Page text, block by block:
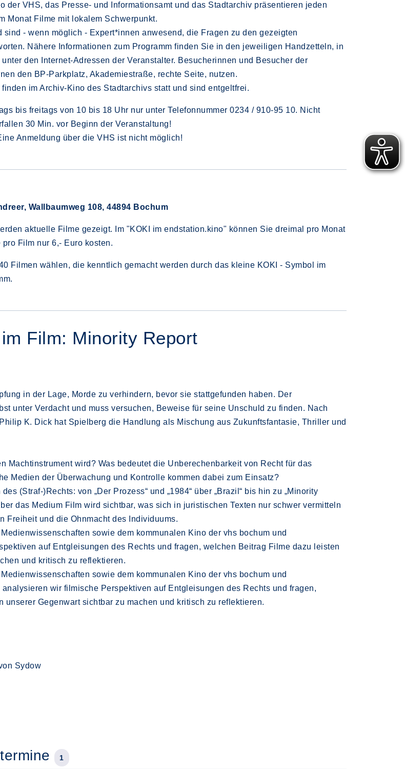
der VHS, das Presse- und Informationsamt und das Stadtarchiv präsentieren jeden
Monat Filme mit lokalem Schwerpunkt.
sind - wenn möglich - Expert*innen anwesend, die Fragen zu den gezeigten
Nähere Informationen zum Programm finden Sie in den jeweiligen Handzetteln, in
den Internet-Adressen der Veranstalter. Besucherinnen und Besucher der
den BP-Parkplatz, Akademiestraße, rechte Seite, nutzen.
im Archiv-Kino des Stadtarchivs statt und sind entgeltfrei.
bis freitags von 10 bis 18 Uhr nur unter Telefonnummer 0234 / 910-95 10. Nicht
30 Min. vor Beginn der Veranstaltung!
Anmeldung über die VHS ist nicht möglich!
Wallbaumweg 108, 44894 Bochum
aktuelle Filme gezeigt. Im "KOKI im endstation.kino" können Sie dreimal pro Monat
Film nur 6,- Euro kosten.
Filmen wählen, die kenntlich gemacht werden durch das kleine KOKI - Symbol im
Film: Minority Report
in der Lage, Morde zu verhindern, bevor sie stattgefunden haben. Der
unter Verdacht und muss versuchen, Beweise für seine Unschuld zu finden. Nach
K. Dick hat Spielberg die Handlung als Mischung aus Zukunftsfantasie, Thriller und
Machtinstrument wird? Was bedeutet die Unberechenbarkeit von Recht für das
Medien der Überwachung und Kontrolle kommen dabei zum Einsatz?
(Straf-)Rechts: von „Der Prozess“ und „1984“ über „Brazil“ bis hin zu „Minority
das Medium Film wird sichtbar, was sich in juristischen Texten nur schwer vermitteln
Freiheit und die Ohnmacht des Individuums.
sowie dem kommunalen Kino der vhs bochum und
auf Entgleisungen des Rechts und fragen, welchen Beitrag Filme dazu leisten
und kritisch zu reflektieren.
sowie dem kommunalen Kino der vhs bochum und
wir filmische Perspektiven auf Entgleisungen des Rechts und fragen,
Gegenwart sichtbar zu machen und kritisch zu reflektieren.
Sydow
1